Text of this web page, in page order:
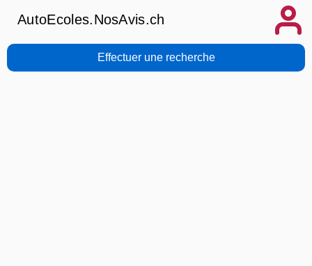
AutoEcoles.NosAvis.ch
Effectuer une recherche